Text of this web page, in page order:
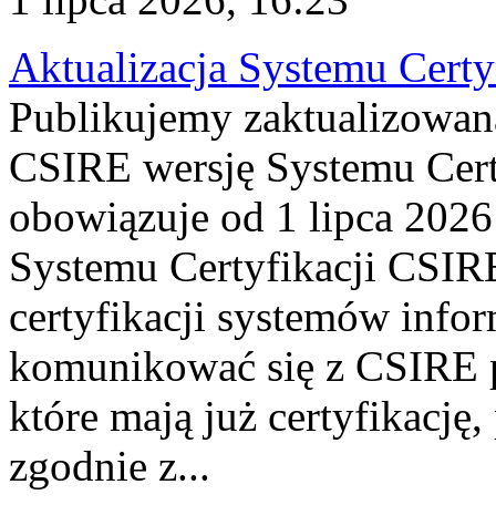
Aktualizacja Systemu
Publikujemy
CSIRE wersję Systemu
obowiązuje od 1 lipca
Systemu Certyfikacji
certyfikacji systemów
komunikować się z
które mają już
zgodnie z...